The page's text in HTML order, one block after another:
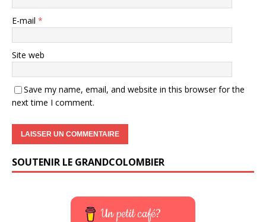
E-mail *
Site web
Save my name, email, and website in this browser for the
next time I comment.
SOUTENIR LE GRANDCOLOMBIER
Un petit café?